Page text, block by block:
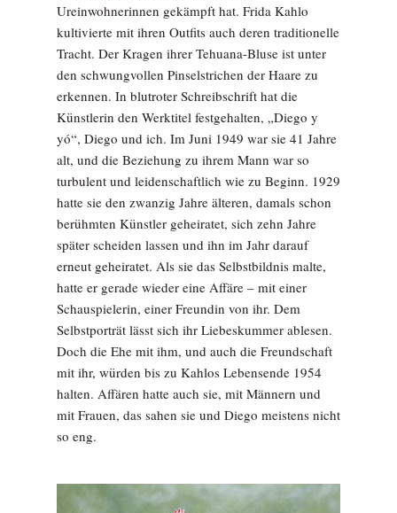
Ureinwohnerinnen gekämpft hat. Frida Kahlo
kultivierte mit ihren Outfits auch deren traditionelle
Tracht. Der Kragen ihrer Tehuana-Bluse ist unter
den schwungvollen Pinselstrichen der Haare zu
erkennen. In blutroter Schreibschrift hat die
Künstlerin den Werktitel festgehalten, „Diego y
yó“, Diego und ich. Im Juni 1949 war sie 41 Jahre
alt, und die Beziehung zu ihrem Mann war so
turbulent und leidenschaftlich wie zu Beginn. 1929
hatte sie den zwanzig Jahre älteren, damals schon
berühmten Künstler geheiratet, sich zehn Jahre
später scheiden lassen und ihn im Jahr darauf
erneut geheiratet. Als sie das Selbstbildnis malte,
hatte er gerade wieder eine Affäre – mit einer
Schauspielerin, einer Freundin von ihr. Dem
Selbstporträt lässt sich ihr Liebeskummer ablesen.
Doch die Ehe mit ihm, und auch die Freundschaft
mit ihr, würden bis zu Kahlos Lebensende 1954
halten. Affären hatte auch sie, mit Männern und
mit Frauen, das sahen sie und Diego meistens nicht
so eng.